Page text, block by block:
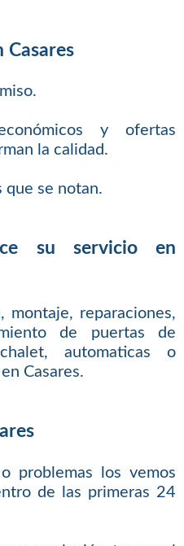
Casares
y ofertas
la calidad.
que se notan.
su servicio en
montaje, reparaciones,
de puertas de
automaticas o
Casares.
problemas los vemos
de las primeras 24